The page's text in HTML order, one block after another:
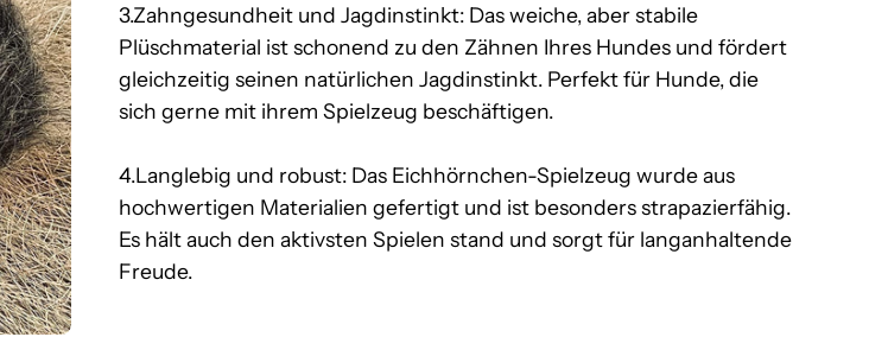
3.Zahngesundheit und Jagdinstinkt: Das weiche, aber stabile
Plüschmaterial ist schonend zu den Zähnen Ihres Hundes und fördert
gleichzeitig seinen natürlichen Jagdinstinkt. Perfekt für Hunde, die
sich gerne mit ihrem Spielzeug beschäftigen.
4.Langlebig und robust: Das Eichhörnchen-Spielzeug wurde aus
hochwertigen Materialien gefertigt und ist besonders strapazierfähig.
Es hält auch den aktivsten Spielen stand und sorgt für langanhaltende
Freude.